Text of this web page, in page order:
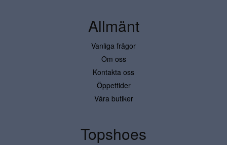
Allmänt
Vanliga frågor
Om oss
Kontakta oss
Öppettider
Våra butiker
Topshoes